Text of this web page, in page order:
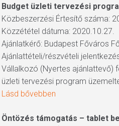
Budget üzleti tervezési
Közbeszerzési Értesítő száma:
Közzététel dátuma: 2020.10.27.
Ajánlatkérő: Budapest Főváros
Ajánlattételi/részvételi
Vállalkozó (Nyertes ajánlattevő)
üzleti tervezési program
Lásd bővebben
Öntözés támogatás – tablet